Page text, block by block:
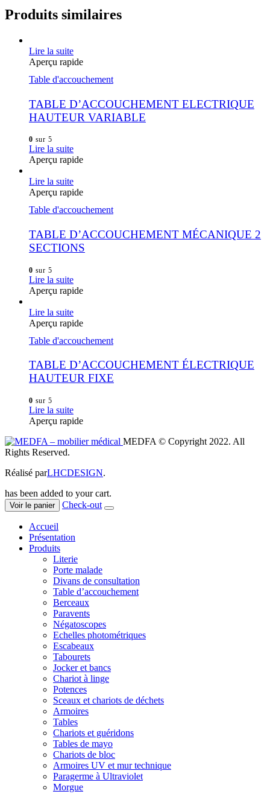
Produits similaires
Lire la suite
Aperçu rapide
Table d'accouchement
TABLE D’ACCOUCHEMENT ELECTRIQUE
HAUTEUR VARIABLE
0 sur 5
Lire la suite
Aperçu rapide
Lire la suite
Aperçu rapide
Table d'accouchement
TABLE D’ACCOUCHEMENT MÉCANIQUE 2
SECTIONS
0 sur 5
Lire la suite
Aperçu rapide
Lire la suite
Aperçu rapide
Table d'accouchement
TABLE D’ACCOUCHEMENT ÉLECTRIQUE
HAUTEUR FIXE
0 sur 5
Lire la suite
Aperçu rapide
MEDFA © Copyright 2022. All
Rights Reserved.
Réalisé parLHCDESIGN.
has been added to your cart.
Voir le panier Check-out
Accueil
Présentation
Produits
Literie
Porte malade
Divans de consultation
Table d’accouchement
Berceaux
Paravents
Négatoscopes
Echelles photométriques
Escabeaux
Tabourets
Jocker et bancs
Chariot à linge
Potences
Sceaux et chariots de déchets
Armoires
Tables
Chariots et guéridons
Tables de mayo
Chariots de bloc
Armoires UV et mur technique
Paragerme à Ultraviolet
Morgue